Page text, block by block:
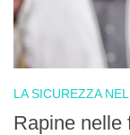
LA SICUREZZA
Rapine nelle